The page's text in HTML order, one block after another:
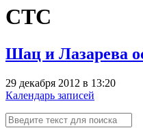
СТС
Шац и Лазарева
29 декабря 2012 в 13:20
Календарь записей